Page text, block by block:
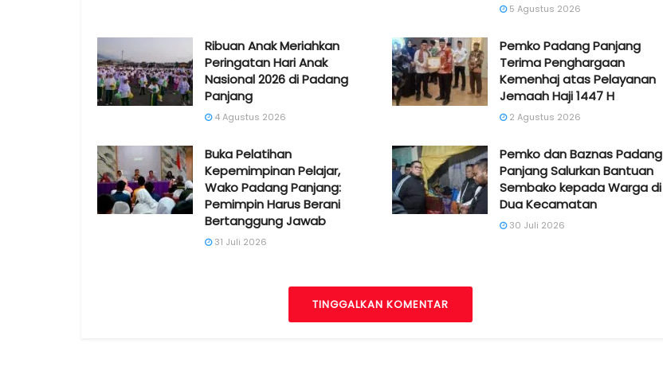
5 Agustus 2026
Ribuan Anak Meriahkan
Peringatan Hari Anak
Nasional 2026 di Padang
Panjang
4 Agustus 2026
Pemko Padang Panjang
Terima Penghargaan
Kemenhaj atas Pelayanan
Jemaah Haji 1447 H
2 Agustus 2026
Buka Pelatihan
Kepemimpinan Pelajar,
Wako Padang Panjang:
Pemimpin Harus Berani
Bertanggung Jawab
31 Juli 2026
Pemko dan Baznas Padang
Panjang Salurkan Bantuan
Sembako kepada Warga di
Dua Kecamatan
30 Juli 2026
TINGGALKAN KOMENTAR